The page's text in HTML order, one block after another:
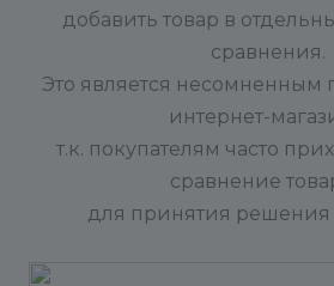
добавить товар в
сравнения.
Это является несомненным
интернет-
т.к. покупателям часто
сравнение
для принятия решения